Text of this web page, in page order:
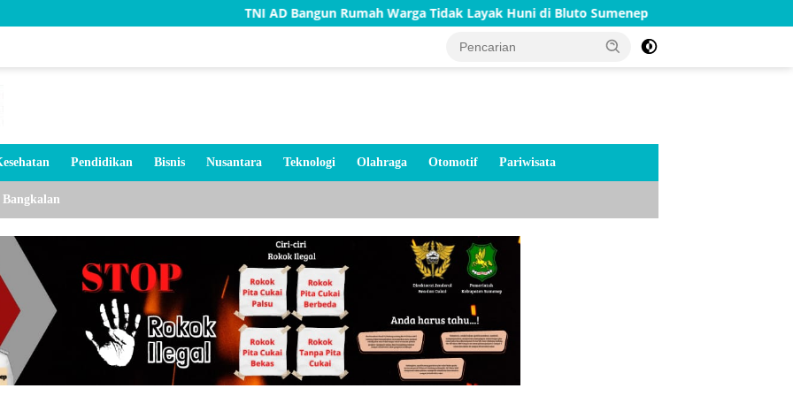
TNI AD Bangun Rumah Warga Tidak Layak Huni di Bluto Sumenep Merah Putih Menyala di
Pendidikan Bisnis Nusantara Teknologi Olahraga Otomotif Pariwisata
Bangkalan